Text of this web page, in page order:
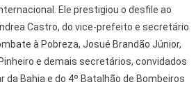
Ele prestigiou o desfile ao
Castro, do vice-prefeito e secretário
à Pobreza, Josué Brandão Júnior,
e demais secretários, convidados
da Bahia e do 4º Batalhão de Bombeiros